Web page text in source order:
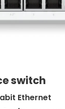
switch
Ethernet